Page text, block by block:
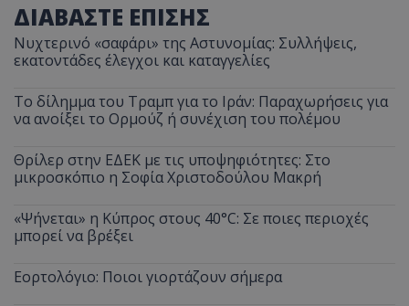
ΔΙΑΒΑΣΤΕ ΕΠΙΣΗΣ
Νυχτερινό «σαφάρι» της Αστυνομίας: Συλλήψεις,
εκατοντάδες έλεγχοι και καταγγελίες
Το δίλημμα του Τραμπ για το Ιράν: Παραχωρήσεις για
να ανοίξει το Ορμούζ ή συνέχιση του πολέμου
Θρίλερ στην ΕΔΕΚ με τις υποψηφιότητες: Στο
μικροσκόπιο η Σοφία Χριστοδούλου Μακρή
«Ψήνεται» η Κύπρος στους 40°C: Σε ποιες περιοχές
μπορεί να βρέξει
Εορτολόγιο: Ποιοι γιορτάζουν σήμερα